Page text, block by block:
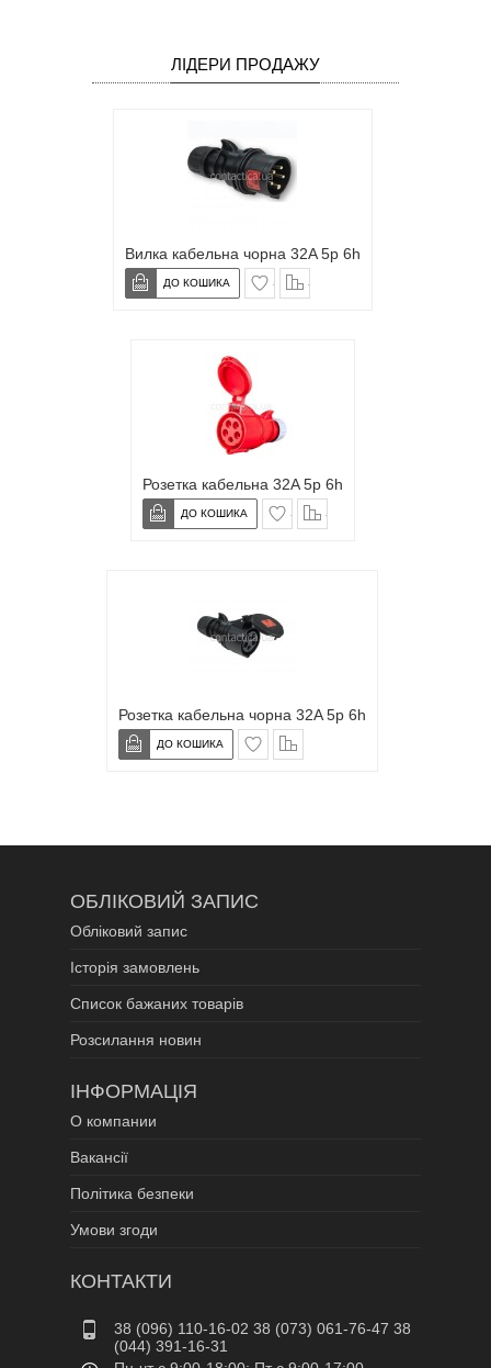
ЛІДЕРИ ПРОДАЖУ
Вилка кабельна чорна 32A 5p 6h
в закладки
Розетка кабельна 32A 5p 6h
в закладки
Розетка кабельна чорна 32A 5p 6h
в закладки
ОБЛІКОВИЙ ЗАПИС
Обліковий запис
Історія замовлень
Список бажаних товарів
Розсилання новин
ІНФОРМАЦІЯ
О компании
Вакансії
Політика безпеки
Умови згоди
КОНТАКТИ
38 (096) 110-16-02 38 (073) 061-76-47 38
(044) 391-16-31